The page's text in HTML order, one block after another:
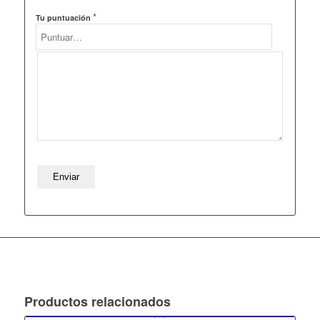
Tu puntuación *
Productos relacionados